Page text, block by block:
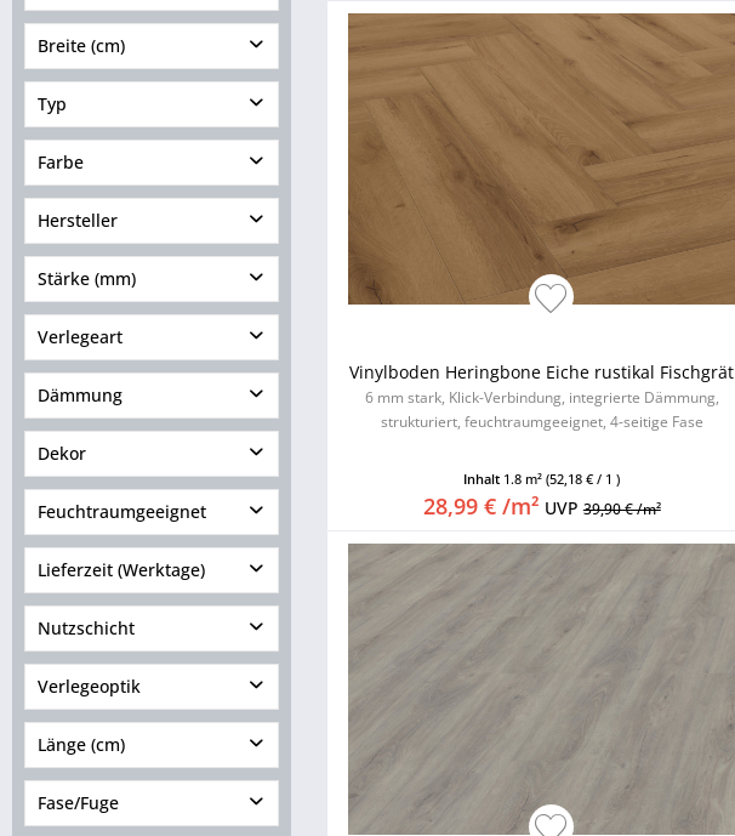
von26,74 € bis186,09 €
Breite (cm)
von12,00bis45,00
Typ
Designboden
Kork in Holzoptik
Landhausdiele
Vinyl
Farbe
Hersteller
Stärke (mm)
< 3.00
3.00 - 3.99
4.00 - 4.99
5.00 - 5.99
6.00 - 8.99
>= 9.00
Verlegeart
Dämmung
Dämmung integriert
Dämmung nicht integriert
Dekor
Feuchtraumgeeignet
Lieferzeit (Werktage)
4 bis 6
7 bis 10
10 bis 15
15 bis 25
40 bis 60
Nutzschicht
bis 2,9 mm
ab 4,0 mm
Verlegeoptik
Länge (cm)
von60,00bis220,00
Fase/Fuge
Vinylboden Heringbone Eiche rustikal Fischgrät
6 mm stark, Klick-Verbindung, integrierte Dämmung,
strukturiert, feuchtraumgeeignet, 4-seitige Fase
Inhalt 1.8 m²(52,18 € / 1 )
28,99 € /m² UVP39,90 € /m²